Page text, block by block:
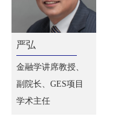
严弘
金融学讲席教授、
副院长、GES项目
学术主任